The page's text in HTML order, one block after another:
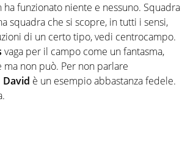
ha funzionato niente e nessuno. Squadra
squadra che si scopre, in tutti i sensi,
di un certo tipo, vedi centrocampo.
vaga per il campo come un fantasma,
non può. Per non parlare
David è un esempio abbastanza fedele.